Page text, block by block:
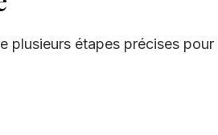
plusieurs étapes précises